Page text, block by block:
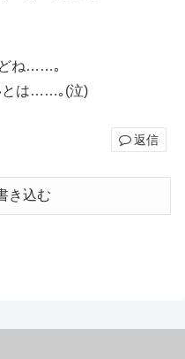
どね……｡
とは……｡(泣)
返信
き込む